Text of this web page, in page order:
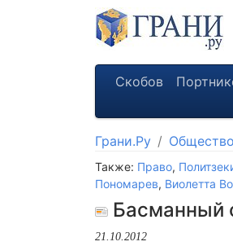
Скобов
Грани.Ру Общество
Также: Право,
Пономарев, Виолетта
Басманный
21.10.2012